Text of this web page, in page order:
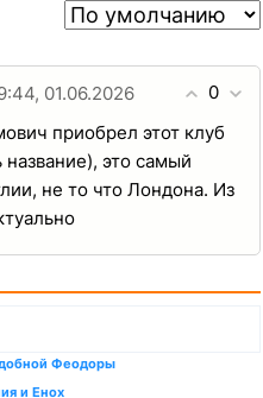
0
01.06.2026
приобрел этот клуб
это самый
не то что Лондона. Из
Феодоры
и Енох